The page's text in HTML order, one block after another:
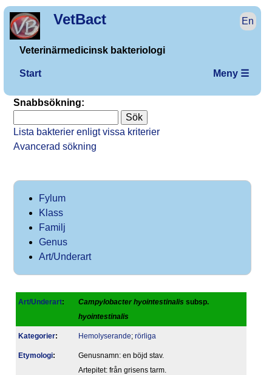
VetBact En
Veterinärmedicinsk bakteriologi
Start Meny ☰
Snabbsökning:
Lista bakterier enligt vissa kriterier
Avancerad sökning
Fylum
Klass
Familj
Genus
Art/Underart
Art/Underart: Campylobacter hyointestinalis subsp.
hyointestinalis
Kategorier: Hemolyserande; rörliga
Etymologi:
Genusnamn: en böjd stav.
Artepitet: från grisens tarm.